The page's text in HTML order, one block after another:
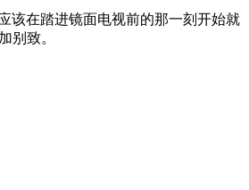
该在踏进镜面电视前的那一刻开始就
别致。